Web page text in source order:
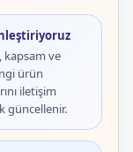
kapsam ve
ürün
iletişim
güncellenir.